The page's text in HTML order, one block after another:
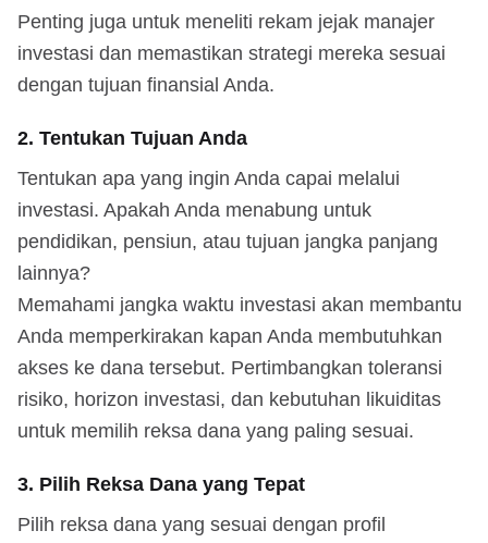
Penting juga untuk meneliti rekam jejak manajer
investasi dan memastikan strategi mereka sesuai
dengan tujuan finansial Anda.
2. Tentukan Tujuan Anda
Tentukan apa yang ingin Anda capai melalui
investasi. Apakah Anda menabung untuk
pendidikan, pensiun, atau tujuan jangka panjang
lainnya?
Memahami jangka waktu investasi akan membantu
Anda memperkirakan kapan Anda membutuhkan
akses ke dana tersebut. Pertimbangkan toleransi
risiko, horizon investasi, dan kebutuhan likuiditas
untuk memilih reksa dana yang paling sesuai.
3. Pilih Reksa Dana yang Tepat
Pilih reksa dana yang sesuai dengan profil